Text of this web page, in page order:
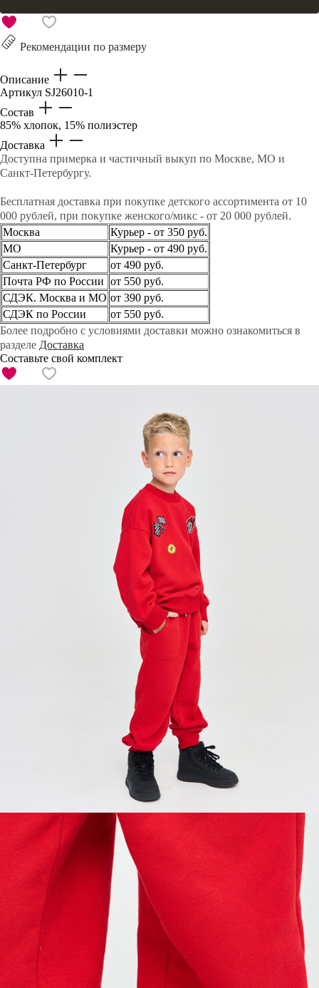
Рекомендации по размеру
Описание
Артикул SJ26010-1
Состав
85% хлопок, 15% полиэстер
Доставка
Доступна примерка и частичный выкуп по Москве, МО и
Санкт-Петербургу.
Бесплатная доставка при покупке детского ассортимента от 10
000 рублей, при покупке женского/микс - от 20 000 рублей.
Москва
Курьер - от 350 руб.
МО
Курьер - от 490 руб.
Санкт-Петербург
от 490 руб.
Почта РФ по России от 550 руб.
СДЭК. Москва и МО от 390 руб.
СДЭК по России
от 550 руб.
Более подробно с условиями доставки можно ознакомиться в
разделе Доставка
Составьте свой комплект